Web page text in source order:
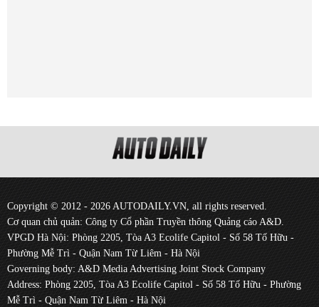
Copyright © 2012 - 2026 AUTODAILY.VN, all rights reserved.
Cơ quan chủ quản: Công ty Cổ phần Truyền thông Quảng cáo A&D.
VPGD Hà Nội: Phòng 2205, Tòa A3 Ecolife Capitol - Số 58 Tố Hữu -
Phường Mễ Trì - Quận Nam Từ Liêm - Hà Nội
Governing body: A&D Media Advertising Joint Stock Company
Address: Phòng 2205, Tòa A3 Ecolife Capitol - Số 58 Tố Hữu - Phường
Mễ Trì - Quận Nam Từ Liêm - Hà Nội